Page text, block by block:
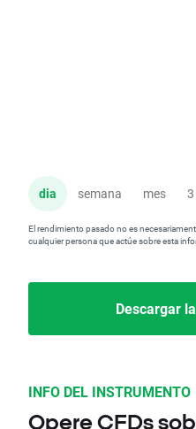
dia semana mes
El rendimiento pasado no es
cualquier persona que actúe sobre esta
Descargar
INFO DEL INSTRUMENTO
Opere CFDs